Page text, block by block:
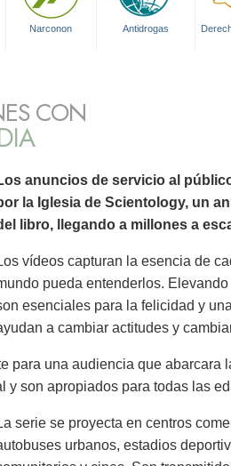
Narconon Antidrogas
CON
anuncios de servicio al
la Iglesia de Scientology, un
libro, llegando a millones a
vídeos capturan la esencia de
pueda entenderlos.
esenciales para la felicidad y
a cambiar actitudes y
para una audiencia que abarcara
y son apropiados para todas las
serie se proyecta en centros
urbanos, estadios